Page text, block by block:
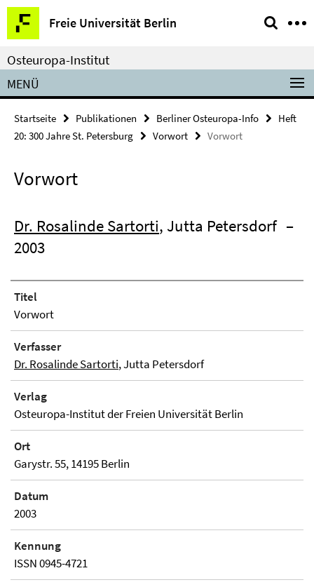
Springe
direkt
zu
Inhalt
Freie Universität Berlin
Service-
Navigation
Osteuropa-Institut
MENÜ
Startseite Publikationen Berliner Osteuropa-Info
Heft
20: 300 Jahre St. Petersburg
Vorwort Vorwort
Vorwort
Dr. Rosalinde Sartorti, Jutta Petersdorf –
2003
Titel
Vorwort
Verfasser
Dr. Rosalinde Sartorti, Jutta Petersdorf
Verlag
Osteuropa-Institut der Freien Universität Berlin
Ort
Garystr. 55, 14195 Berlin
Datum
2003
Kennung
ISSN 0945-4721